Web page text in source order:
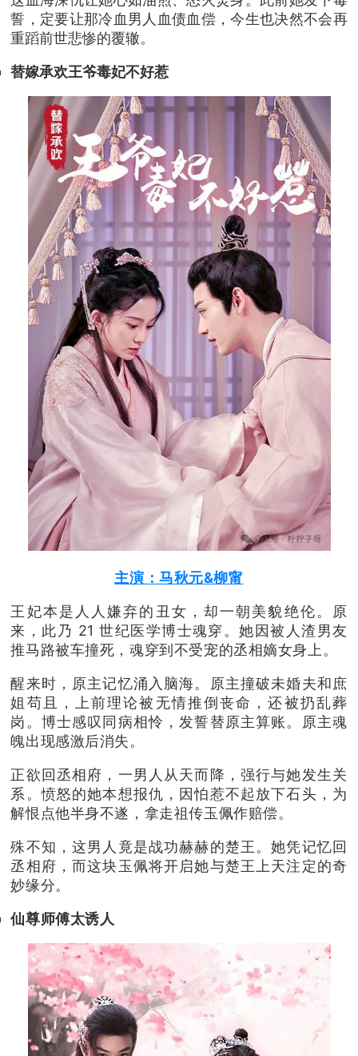
誓，定要让那冷血男人血债血偿，今生也决然不会再
重蹈前世悲惨的覆辙。
替嫁承欢王爷毒妃不好惹
主演：马秋元&柳甯
王妃本是人人嫌弃的丑女，却一朝美貌绝伦。原
来，此乃 21 世纪医学博士魂穿。她因被人渣男友
推马路被车撞死，魂穿到不受宠的丞相嫡女身上。
醒来时，原主记忆涌入脑海。原主撞破未婚夫和庶
姐苟且，上前理论被无情推倒丧命，还被扔乱葬
岗。博士感叹同病相怜，发誓替原主算账。原主魂
魄出现感激后消失。
正欲回丞相府，一男人从天而降，强行与她发生关
系。愤怒的她本想报仇，因怕惹不起放下石头，为
解恨点他半身不遂，拿走祖传玉佩作赔偿。
殊不知，这男人竟是战功赫赫的楚王。她凭记忆回
丞相府，而这块玉佩将开启她与楚王上天注定的奇
妙缘分。
仙尊师傅太诱人